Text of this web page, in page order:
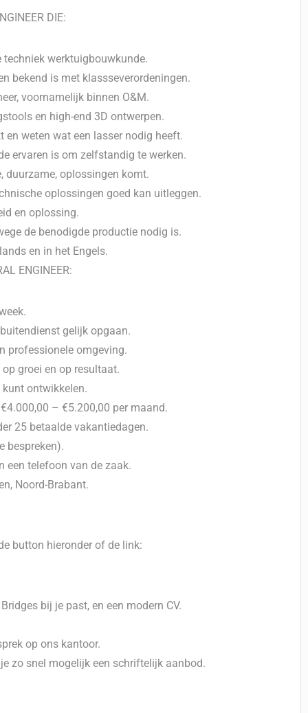
DIE:
techniek werktuigbouwkunde.
bekend is met klassseverordeningen.
voornamelijk binnen O&M.
en high-end 3D ontwerpen.
weten wat een lasser nodig heeft.
ervaren is om zelfstandig te werken.
duurzame, oplossingen komt.
oplossingen goed kan uitleggen.
en oplossing.
de benodigde productie nodig is.
en in het Engels.
ENGINEER:
gelijk opgaan.
professionele omgeving.
groei en op resultaat.
ontwikkelen.
– €5.200,00 per maand.
25 betaalde vakantiedagen.
bespreken).
een telefoon van de zaak.
Noord-Brabant.
button hieronder of de link:
bij je past, en een modern CV.
op ons kantoor.
zo snel mogelijk een schriftelijk aanbod.